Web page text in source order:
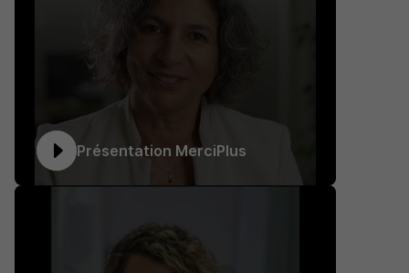
Présentation MerciPlus